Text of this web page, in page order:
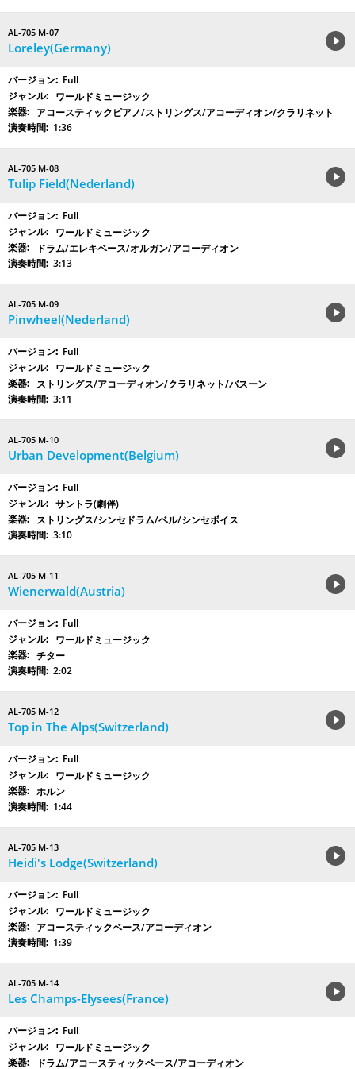
AL-705 M-07
Loreley(Germany)
Full
ワールドミュージック
アコースティックピアノ/ストリングス/アコーディオン/クラリネット
1:36
AL-705 M-08
Tulip Field(Nederland)
Full
ワールドミュージック
ドラム/エレキベース/オルガン/アコーディオン
3:13
AL-705 M-09
Pinwheel(Nederland)
Full
ワールドミュージック
ストリングス/アコーディオン/クラリネット/バスーン
3:11
AL-705 M-10
Urban Development(Belgium)
Full
サントラ(劇伴)
ストリングス/シンセドラム/ベル/シンセボイス
3:10
AL-705 M-11
Wienerwald(Austria)
Full
ワールドミュージック
チター
2:02
AL-705 M-12
Top in The Alps(Switzerland)
Full
ワールドミュージック
ホルン
1:44
AL-705 M-13
Heidi's Lodge(Switzerland)
Full
ワールドミュージック
アコースティックベース/アコーディオン
1:39
AL-705 M-14
Les Champs-Elysees(France)
Full
ワールドミュージック
ドラム/アコースティックベース/アコーディオン